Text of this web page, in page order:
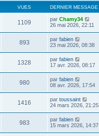
VUES DERNIER MESSAGE
1109 par Chamy34
26 mai 2026, 22:11
893 par fabien
23 mai 2026, 08:38
1328 par fabien
17 avr. 2026, 08:17
980 par fabien
08 avr. 2026, 17:54
1416 par toussaint
24 mars 2026, 21:25
983 par fabien
15 mars 2026, 14:37